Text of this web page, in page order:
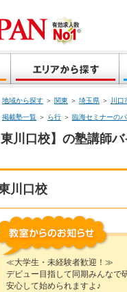
地域から探す ＞ 関東 ＞ 埼玉県 ＞ 川口
掲載塾一覧 ＞ ら行 ＞ 臨海セミナーの
川口校】の塾講師
川口校
≪大学生・未経験者歓迎！≫
デビュー目指して同期みんなで
安心して始められますよ♪